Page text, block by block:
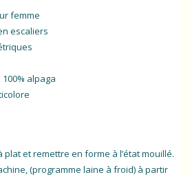
femme
escaliers
alpaga
plat et remettre en forme à l’état mouillé.
(programme laine à froid) à partir